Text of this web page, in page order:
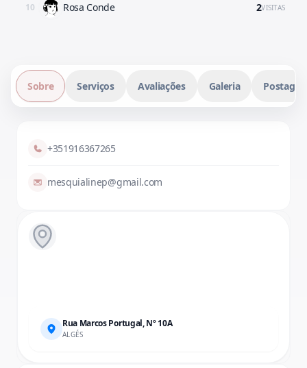
10 Rosa Conde 2VISITAS
Sobre Serviços Avaliações Galeria
+351916367265
mesquialinep@gmail.com
Rua Marcos Portugal, Nº 10A
ALGÉS